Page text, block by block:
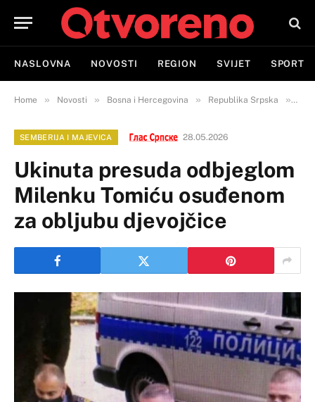
NASLOVNA NOVOSTI REGION SVIJET SPORT
Home » Novosti » Bosna i Hercegovina » Republika Srpska »
SEMBERIJA I MAJEVICA 28.05.2026
Ukinuta presuda odbjeglom
Milenku Tomiću osuđenom
za obljubu djevojčice